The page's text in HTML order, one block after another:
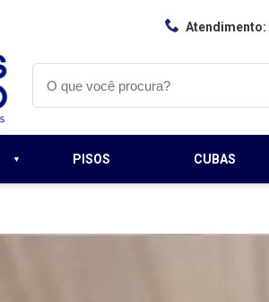
Atendimento:
PISOS CUBAS